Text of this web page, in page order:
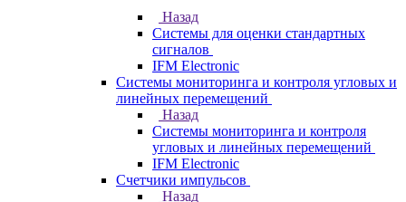
Назад
Системы для оценки стандартных
сигналов
IFM Electronic
Системы мониторинга и контроля угловых и
линейных перемещений
Назад
Системы мониторинга и контроля
угловых и линейных перемещений
IFM Electronic
Счетчики импульсов
Назад